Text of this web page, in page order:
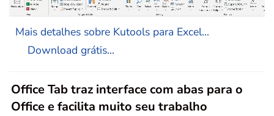
Mais detalhes sobre Kutools para Excel...
Download grátis...
Office Tab traz interface com abas para o
Office e facilita muito seu trabalho